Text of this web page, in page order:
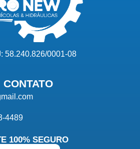
58.240.826/0001-08
CONTATO
4489
100% SEGURO